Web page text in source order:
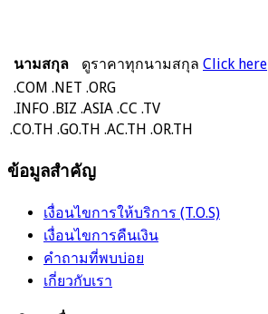
นามสกุล ดูราคาทุกนามสกุล Click here
.COM .NET .ORG
.INFO .BIZ .ASIA .CC .TV
.CO.TH .GO.TH .AC.TH .OR.TH
ข้อมูลสำคัญ
เงื่อนไขการให้บริการ (T.O.S)
เงื่อนไขการคืนเงิน
คำถามที่พบบ่อย
เกี่ยวกับเรา